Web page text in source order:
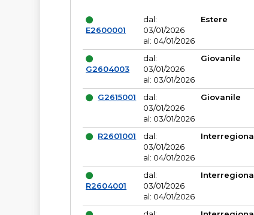
E2600001
dal:
03/01/2026
al: 04/01/2026
Estere
G2604003
dal:
03/01/2026
al: 03/01/2026
Giovanile
G2615001
dal:
03/01/2026
al: 03/01/2026
Giovanile
R2601001
dal:
03/01/2026
al: 04/01/2026
R2604001
dal:
03/01/2026
al: 04/01/2026